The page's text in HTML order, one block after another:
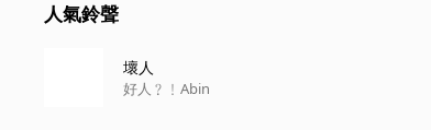
人氣鈴聲
壞人
好人﹖﹗Abin